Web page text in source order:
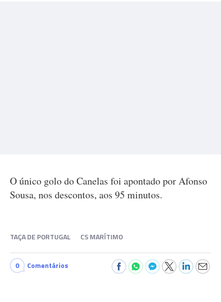
O único golo do Canelas foi apontado por Afonso
Sousa, nos descontos, aos 95 minutos.
TAÇA DE PORTUGAL CS MARÍTIMO
0 Comentários